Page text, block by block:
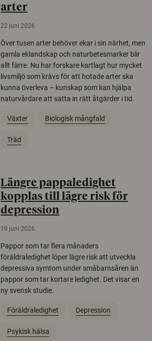
arter
22 juni 2026
Över tusen arter behöver ekar i sin närhet, men
gamla eklandskap och naturbetesmarker blir
allt färre. Nu har forskare kartlagt hur mycket
livsmiljö som krävs för att hotade arter ska
kunna överleva – kunskap som kan hjälpa
naturvårdare att sätta in rätt åtgärder i tid.
Växter Biologisk mångfald
Träd
Längre pappaledighet
kopplas till lägre risk för
depression
19 juni 2026
Pappor som tar flera månaders
föräldraledighet löper lägre risk att utveckla
depressiva symtom under småbarnsåren än
pappor som tar kortare ledighet. Det visar en
ny svensk studie.
Föräldraledighet Depression
Psykisk hälsa